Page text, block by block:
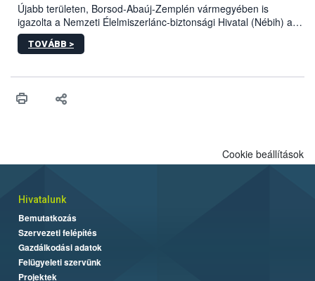
Újabb területen, Borsod-Abaúj-Zemplén vármegyében is
igazolta a Nemzeti Élelmiszerlánc-biztonsági Hivatal (Nébih) a
kőrisrontó karcsúdíszbogár (Agrilus planipennis) jelenlétét. A
kártevőt nem csak színcsapdában találták meg, de már fertőzött
az intenzív felderítést, emellett az intézkedéseket a szlovák
TOVÁBB >
Cookie beállítások
Hivatalunk
Bemutatkozás
Szervezeti felépítés
Gazdálkodási adatok
Felügyeleti szervünk
Projektek